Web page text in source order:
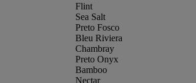
Flint
Sea Salt
Preto Fosco
Bleu Riviera
Chambray
Preto Onyx
Bamboo
Nectar